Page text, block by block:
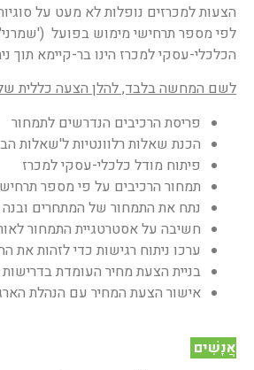
הצעות למכרזים נופלות לא מעט על
הכלכלי-עסקי למכרז הינו בר-קיימא
לשם המחשה בלבד, להלן הצעה כללית
פריסת הרכיבים הנדרשים לתמחור
הכנת שאלות רלוונטיות ל'שאלות
פיתוח מודל כלכלי-עסקי למכרז
תמחור הרכיבים על פי מספר
נתח את התמחור של המתחרים ובנה
חשיבה על אסטרטגיית התמחור
ערכו ניתוח רגישות כדי לזהות
בניית הצעת מחיר העומדת
אישור הצעת המחיר עם הנהלת
אֲנָשִׁים